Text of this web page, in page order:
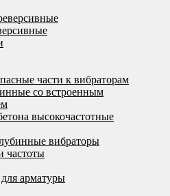
части к вибраторам
со встроенным
высокочастотные
вибраторы
частоты
арматуры